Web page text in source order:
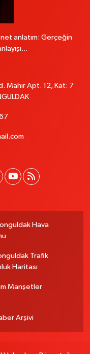
anlatım: Gerçeğin
Mahir Apt. 12, Kat: 7
Hava
Trafik
Haritası
Manşetler
Arşivi